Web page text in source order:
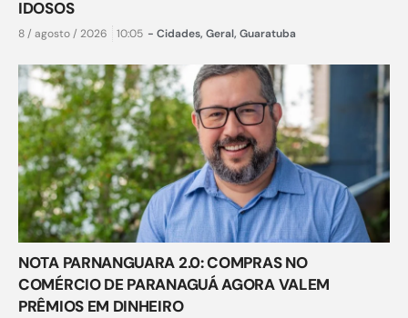
IDOSOS
8 / agosto / 2026 10:05 - Cidades, Geral, Guaratuba
NOTA PARNANGUARA 2.0: COMPRAS NO
COMÉRCIO DE PARANAGUÁ AGORA VALEM
PRÊMIOS EM DINHEIRO